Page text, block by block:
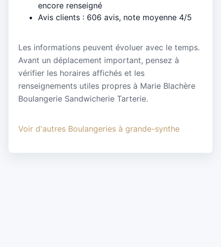
encore renseigné
Avis clients : 606 avis, note moyenne 4/5
Les informations peuvent évoluer avec le temps.
Avant un déplacement important, pensez à
vérifier les horaires affichés et les
renseignements utiles propres à Marie Blachère
Boulangerie Sandwicherie Tarterie.
Voir d'autres Boulangeries à grande-synthe